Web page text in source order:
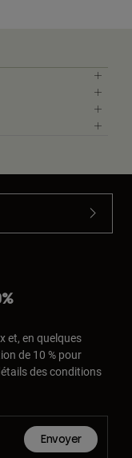
et, en quelques
de 10 % pour
des conditions
Envoyer